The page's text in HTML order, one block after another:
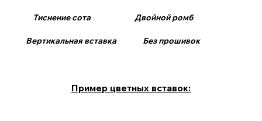
Тиснение сота Двойной ромб
Вертикальная вставка Без прошивок
Пример цветных вставок: